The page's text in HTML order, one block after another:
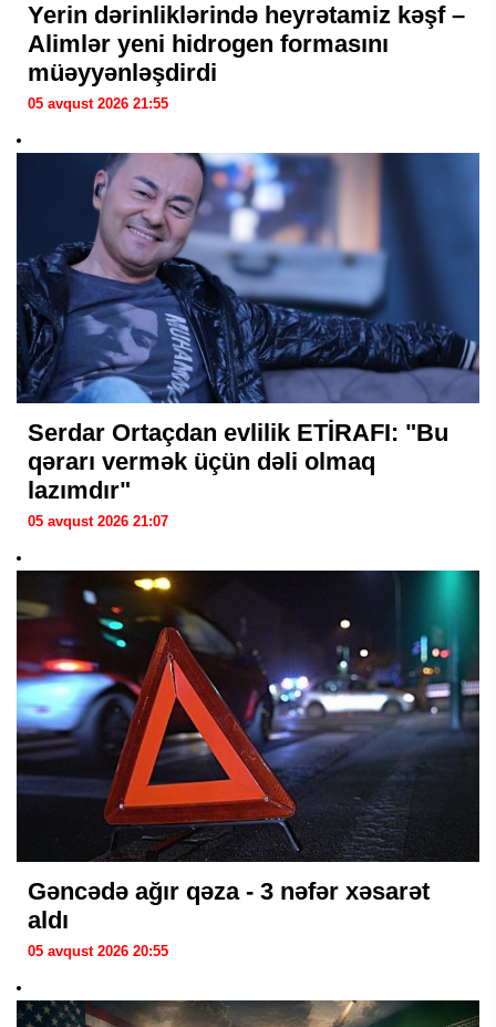
Yerin dərinliklərində heyrətamiz kəşf –
Alimlər yeni hidrogen formasını
müəyyənləşdirdi
05 avqust 2026 21:55
Serdar Ortaçdan evlilik ETİRAFI: "Bu
qərarı vermək üçün dəli olmaq
lazımdır"
05 avqust 2026 21:07
Gəncədə ağır qəza - 3 nəfər xəsarət
aldı
05 avqust 2026 20:55